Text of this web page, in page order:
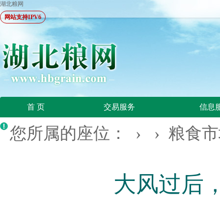
湖北粮网
网站支持IPV6
首 页 交易服务 信息
您所属的座位： › › 粮食
大风过后